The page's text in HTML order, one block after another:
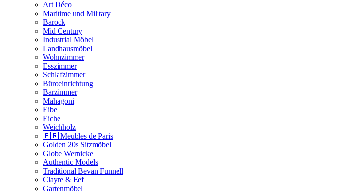
Art Déco
Maritime und Military
Barock
Mid Century
Industrial Möbel
Landhausmöbel
Wohnzimmer
Esszimmer
Schlafzimmer
Büroeinrichtung
Barzimmer
Mahagoni
Eibe
Eiche
Weichholz
🇫🇷 Meubles de Paris
Golden 20s Sitzmöbel
Globe Wernicke
Authentic Models
Traditional Bevan Funnell
Clayre & Eef
Gartenmöbel